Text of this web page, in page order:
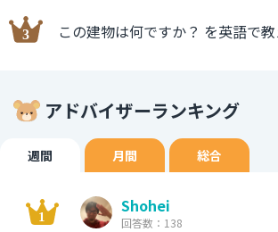
この建物は何ですか？ を英語で
アドバイザーランキング
週間 月間 総合
Shohei
回答数：138